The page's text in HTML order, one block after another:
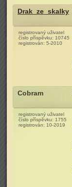
Drak_ze_skalky
registrovaný uživatel
číslo příspěvku: 10745
registrován: 5-2010
Cobram
registrovaný uživatel
číslo příspěvku: 1755
registrován: 10-2019